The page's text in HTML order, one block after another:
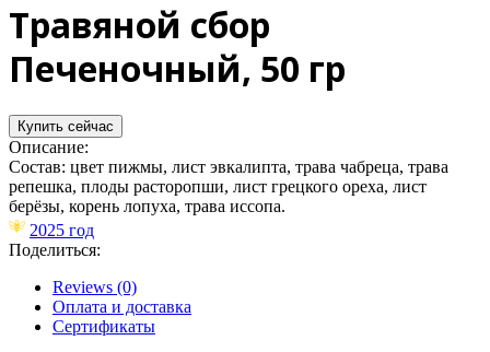
Травяной сбор
Печеночный, 50 гр
Купить сейчас
Описание:
Состав: цвет пижмы, лист эвкалипта, трава чабреца, трава
репешка, плоды расторопши, лист грецкого ореха, лист
берёзы, корень лопуха, трава иссопа.
2025 год
Поделиться:
Reviews (0)
Оплата и доставка
Сертификаты